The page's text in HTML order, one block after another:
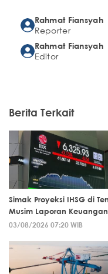
Rahmat Fiansyah
Reporter
Rahmat Fiansyah
Editor
Berita Terkait
Simak Proyeksi IHSG di
Musim Laporan Keuangan
03/08/2026 07:20 WIB